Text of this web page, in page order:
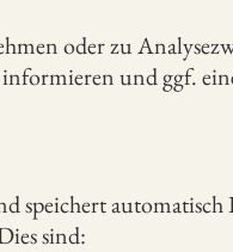
oder zu
und ggf.
speichert
sind: